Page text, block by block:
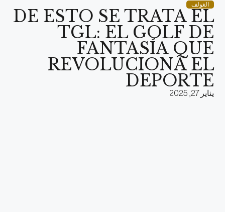
الغولف
DE ESTO SE TRATA EL
TGL: EL GOLF DE
FANTASÍA QUE
REVOLUCIONA EL
DEPORTE
يناير 27, 2025